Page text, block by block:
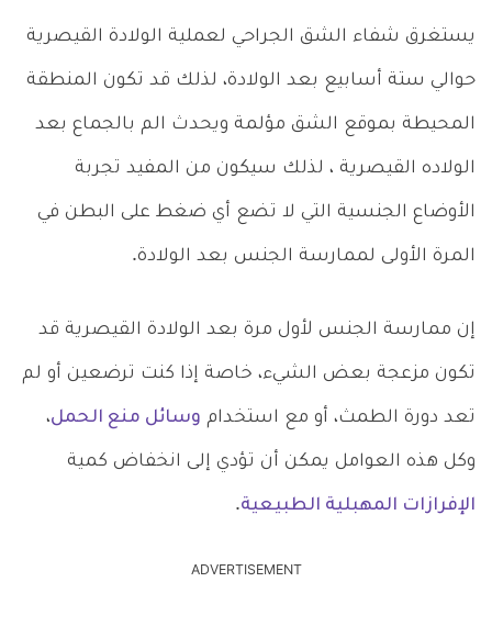
يستغرق شفاء الشق الجراحي لعملية الولادة القيصرية
حوالي ستة أسابيع بعد الولادة، لذلك قد تكون المنطقة
المحيطة بموقع الشق مؤلمة ويحدث الم بالجماع بعد
الولاده القيصرية ، لذلك سيكون من المفيد تجربة
الأوضاع الجنسية التي لا تضع أي ضغط على البطن في
المرة الأولى لممارسة الجنس بعد الولادة.
إن ممارسة الجنس لأول مرة بعد الولادة القيصرية قد
تكون مزعجة بعض الشيء، خاصة إذا كنت ترضعين أو لم
تعد دورة الطمث، أو مع استخدام وسائل منع الحمل،
وكل هذه العوامل يمكن أن تؤدي إلى انخفاض كمية
الإفرازات المهبلية الطبيعية.
ADVERTISEMENT